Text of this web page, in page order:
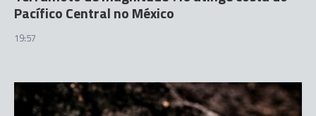
Pacífico Central no México
19:57